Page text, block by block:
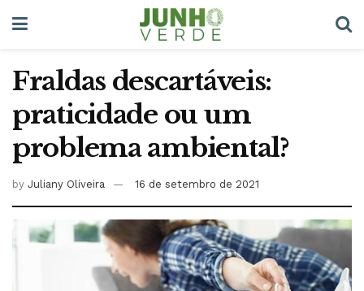
Fraldas descartáveis:
praticidade ou um
problema ambiental?
by Juliany Oliveira 16 de setembro de 2021